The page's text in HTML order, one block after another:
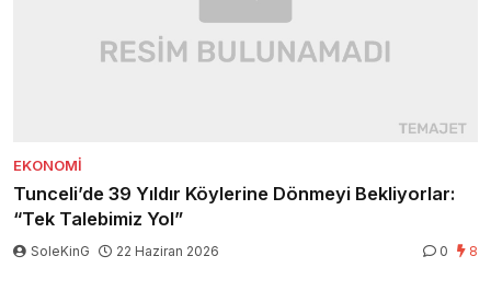
EKONOMI
Tunceli’de 39 Yıldır Köylerine Dönmeyi Bekliyorlar:
“Tek Talebimiz Yol”
SoleKinG 22 Haziran 2026 0 8